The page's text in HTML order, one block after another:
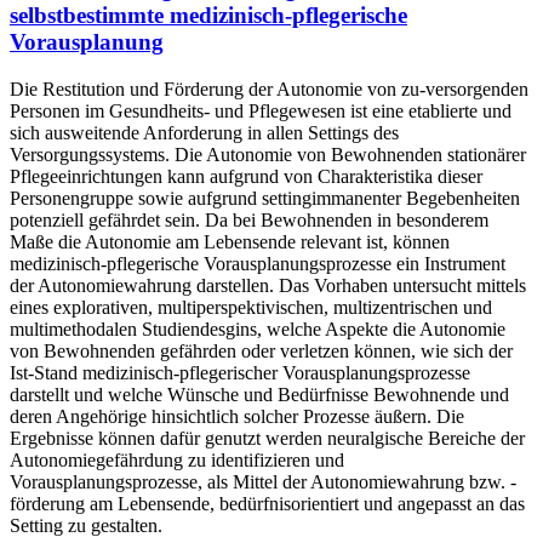
selbstbestimmte medizinisch-pflegerische
Vorausplanung
Die Restitution und Förderung der Autonomie von zu-versorgenden
Personen im Gesundheits- und Pflegewesen ist eine etablierte und
sich ausweitende Anforderung in allen Settings des
Versorgungssystems. Die Autonomie von Bewohnenden stationärer
Pflegeeinrichtungen kann aufgrund von Charakteristika dieser
Personengruppe sowie aufgrund settingimmanenter Begebenheiten
potenziell gefährdet sein. Da bei Bewohnenden in besonderem
Maße die Autonomie am Lebensende relevant ist, können
medizinisch-pflegerische Vorausplanungsprozesse ein Instrument
der Autonomiewahrung darstellen. Das Vorhaben untersucht mittels
eines explorativen, multiperspektivischen, multizentrischen und
multimethodalen Studiendesgins, welche Aspekte die Autonomie
von Bewohnenden gefährden oder verletzen können, wie sich der
Ist-Stand medizinisch-pflegerischer Vorausplanungsprozesse
darstellt und welche Wünsche und Bedürfnisse Bewohnende und
deren Angehörige hinsichtlich solcher Prozesse äußern. Die
Ergebnisse können dafür genutzt werden neuralgische Bereiche der
Autonomiegefährdung zu identifizieren und
Vorausplanungsprozesse, als Mittel der Autonomiewahrung bzw. -
förderung am Lebensende, bedürfnisorientiert und angepasst an das
Setting zu gestalten.